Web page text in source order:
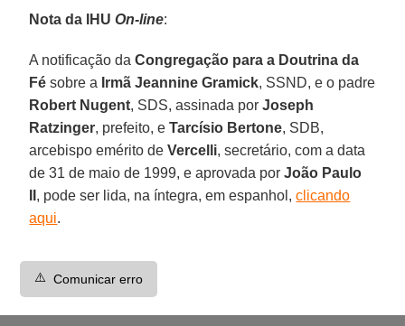
Nota da IHUOn-line:
A notificação daCongregação para a Doutrina da
Fé sobre a Irmã Jeannine Gramick, SSND, e o padre
Robert Nugent, SDS, assinada porJoseph
Ratzinger, prefeito, eTarcísio Bertone, SDB,
arcebispo emérito deVercelli, secretário, com a data
de 31 de maio de 1999, e aprovada porJoão Paulo
, pode ser lida, na íntegra, em espanhol,clicando
aqui.
⚠️ Comunicar erro